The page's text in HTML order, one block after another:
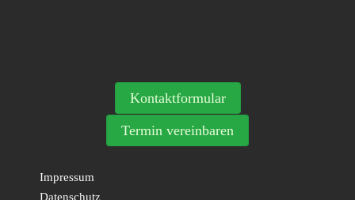
Kontaktformular
Termin vereinbaren
Impressum
Datenschutz